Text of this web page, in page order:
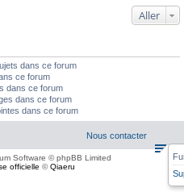
Aller
dans ce forum
ce forum
dans ce forum
dans ce forum
dans ce forum
Nous contacter
Software © phpBB Limited
officielle ©Qiaeru